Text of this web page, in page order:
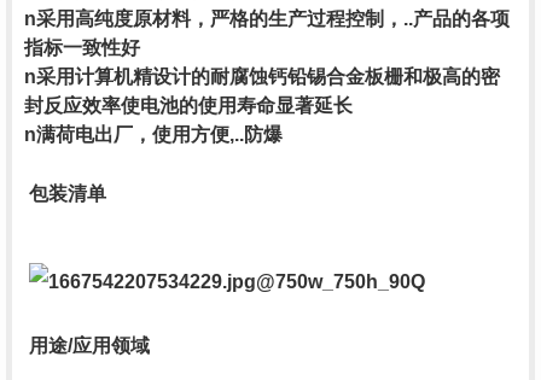
n采用高纯度原材料，严格的生产过程控制，..产品的各项
指标一致性好
n采用计算机精设计的耐腐蚀钙铅锡合金板栅和极高的密
封反应效率使电池的使用寿命显著延长
n满荷电出厂，使用方便,..防爆
包装清单
用途/应用领域